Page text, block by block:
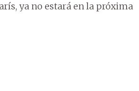
ya no estará en la próxima